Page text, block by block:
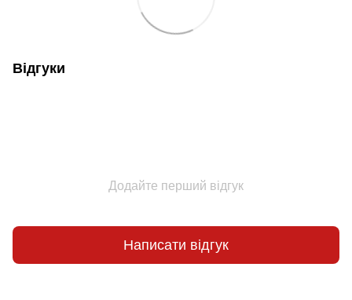
Відгуки
Додайте перший відгук
Написати відгук